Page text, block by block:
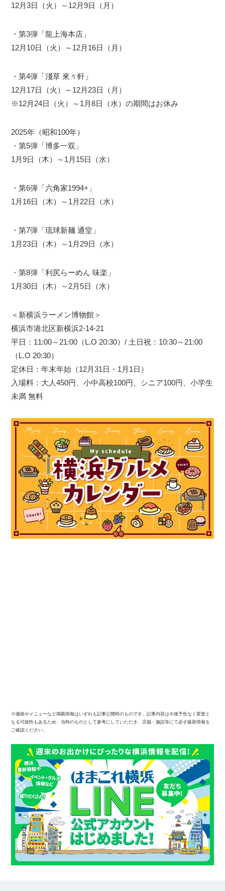
12月3日（火）～12月9日（月）
・第3弾「龍上海本店」
12月10日（火）～12月16日（月）
・第4弾「淺草 來々軒」
12月17日（火）～12月23日（月）
※12月24日（火）～1月8日（水）の期間はお休み
2025年（昭和100年）
・第5弾「博多一双」
1月9日（木）～1月15日（水）
・第6弾「六角家1994+」
1月16日（木）～1月22日（水）
・第7弾「琉球新麺 通堂」
1月23日（木）～1月29日（水）
・第8弾「利尻らーめん 味楽」
1月30日（木）～2月5日（水）
＜新横浜ラーメン博物館＞
​横浜市港北区新横浜2-14-21
平日：11:00～21:00（L.O 20:30）/ 土日祝：10:30～21:00
（L.O 20:30）
定休日：年末年始（12月31日・1月1日）
入場料：大人450円、小中高校100円、シニア100円、小学生
未満 無料
※価格やメニューなど掲載情報はいずれも記事公開時のものです。記事内容は今後予告なく変更と
なる可能性もあるため、当時のものとして参考にしていただき、店舗・施設等にて必ず最新情報を
ご確認ください。